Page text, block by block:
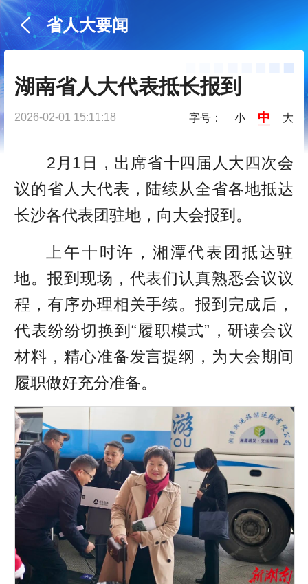
省人大要闻
湖南省人大代表抵长报到
2026-02-01 15:11:18 字号： 小 中 大
2月1日，出席省十四届人大四次会
议的省人大代表，陆续从全省各地抵达
长沙各代表团驻地，向大会报到。
上午十时许，湘潭代表团抵达驻
地。报到现场，代表们认真熟悉会议议
程，有序办理相关手续。报到完成后，
代表纷纷切换到“履职模式”，研读会议
材料，精心准备发言提纲，为大会期间
履职做好充分准备。